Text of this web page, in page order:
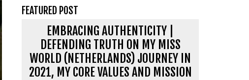
FEATURED POST
EMBRACING AUTHENTICITY |
DEFENDING TRUTH ON MY MISS
WORLD (NETHERLANDS) JOURNEY IN
2021, MY CORE VALUES AND MISSION